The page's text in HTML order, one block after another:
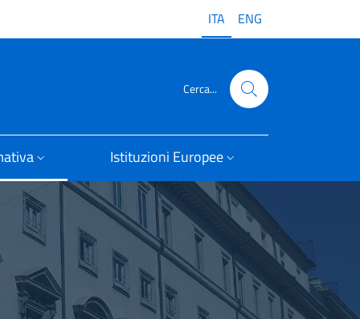
ITA ENG
Cerca...
Istituzioni Europee